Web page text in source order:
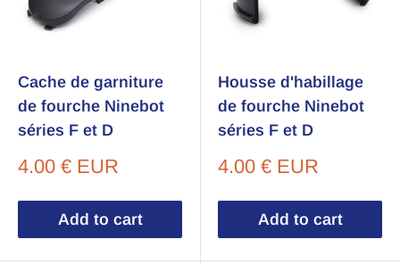
Cache de garniture
de fourche Ninebot
séries F et D
Sale
4.00 € EUR
Add to cart
Housse d'habillage
de fourche Ninebot
séries F et D
Sale
4.00 € EUR
Add to cart